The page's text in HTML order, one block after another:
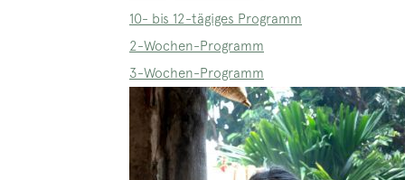
10- bis 12-tägiges Programm
2-Wochen-Programm
3-Wochen-Programm